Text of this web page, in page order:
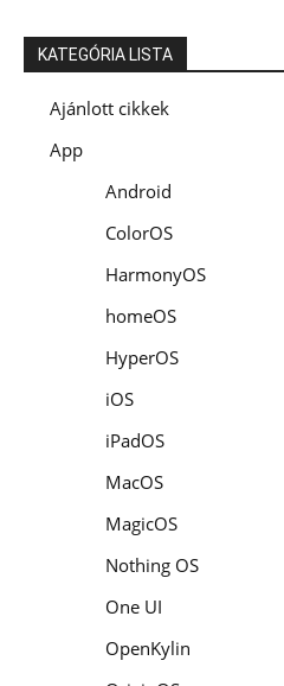
KATEGÓRIA LISTA
Ajánlott cikkek
App
Android
ColorOS
HarmonyOS
homeOS
HyperOS
iOS
iPadOS
MacOS
MagicOS
Nothing OS
One UI
OpenKylin